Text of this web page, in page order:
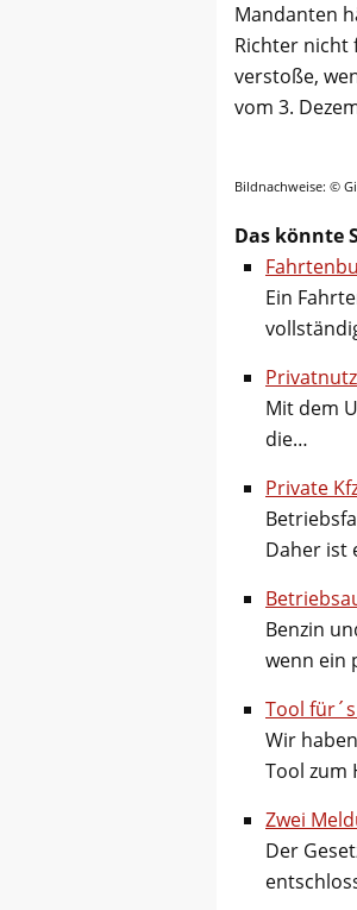
Mandanten
Richter nicht
verstoße,
vom 3.
Bildnachweise: ©
Das könnte
Ein
Mit dem
die…
Private
Daher ist
Benzin
wenn ein
Tool
Wir
Tool zum
Zwei
Der